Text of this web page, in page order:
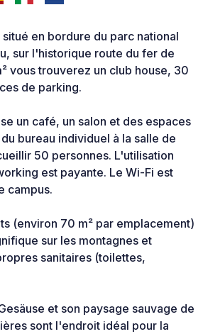
en bordure du parc national
sur l'historique route du fer de
vous trouverez un club house, 30
de parking.
un café, un salon et des espaces
bureau individuel à la salle de
50 personnes. L'utilisation
est payante. Le Wi-Fi est
campus.
(environ 70 m² par emplacement)
sur les montagnes et
sanitaires (toilettes,
et son paysage sauvage de
sont l'endroit idéal pour la